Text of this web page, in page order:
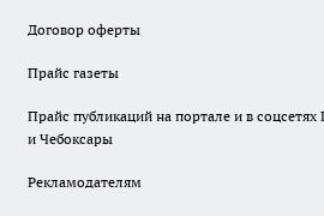
Договор оферты
Прайс газеты
Прайс публикаций на портале и в
и Чебоксары
Рекламодателям